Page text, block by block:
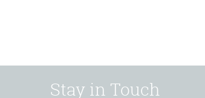
Stay in Touch